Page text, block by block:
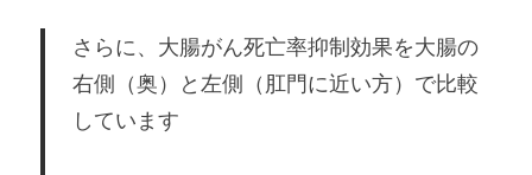
さらに、大腸がん死亡率抑制効果を大腸の
右側（奥）と左側（肛門に近い方）で比較
しています